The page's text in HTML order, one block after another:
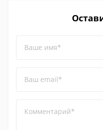
Ваше имя*
Ваш email*
Комментарий*